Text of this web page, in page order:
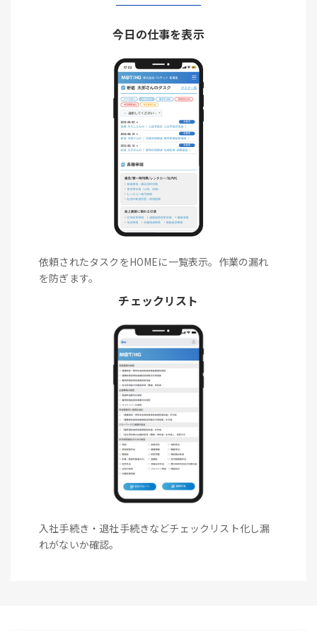
今日の仕事を表示
依頼されたタスクをHOMEに一覧表示。作業の漏れ
を防ぎます。
チェックリスト
入社手続き・退社手続きなどチェックリスト化し漏
れがないか確認。